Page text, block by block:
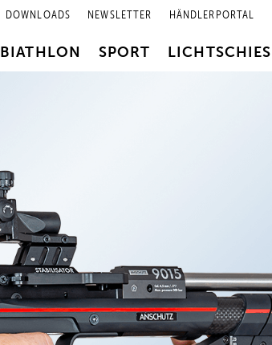
DOWNLOADS NEWSLETTER HÄNDLERPORTAL
BIATHLON SPORT